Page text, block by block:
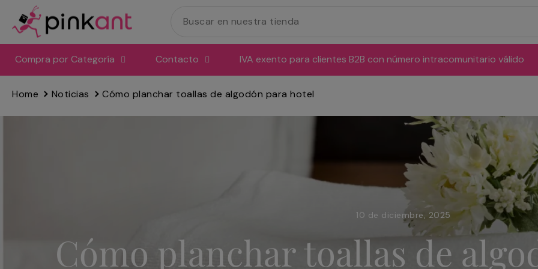
directamente
al
contenido
Compra por Categoría Contacto IVA exento para clientes B2B con número intracomunitario válido
Home Noticias Cómo planchar toallas de algodón para hotel
10 de diciembre, 2025
Cómo planchar toallas de